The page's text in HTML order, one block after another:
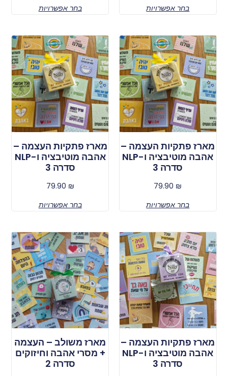
בחר אפשרויות בחר אפשרויות
מארז פתקיות העצמה –
אהבה מוטיבציה ו-NLP
סדרה 3
79.90 ₪
בחר אפשרויות
מארז פתקיות העצמה –
אהבה מוטיבציה ו-NLP
סדרה 3
79.90 ₪
בחר אפשרויות
מארז פתקיות העצמה –
אהבה מוטיבציה ו-NLP
סדרה 3
מארז משולב – העצמה
+ מסרי אהבה וחיזוקים
סדרה 2